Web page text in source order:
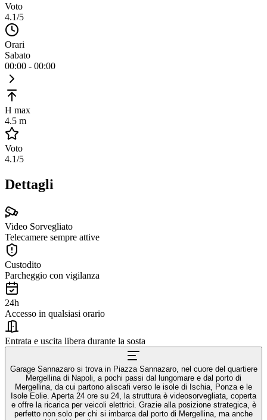
Voto
4.1/5
Orari
Sabato
00:00 - 00:00
H max
4.5 m
Voto
4.1/5
Dettagli
Video Sorvegliato
Telecamere sempre attive
Custodito
Parcheggio con vigilanza
24h
Accesso in qualsiasi orario
Entrata e uscita libera durante la sosta
Garage Sannazaro si trova in Piazza Sannazaro, nel cuore del quartiere
Mergellina di Napoli, a pochi passi dal lungomare e dal porto di
Mergellina, da cui partono aliscafi verso le isole di Ischia, Ponza e le
Isole Eolie. Aperta 24 ore su 24, la struttura è videosorvegliata, coperta
e offre la ricarica per veicoli elettrici. Grazie alla posizione strategica, è
perfetto non solo per chi si imbarca dal porto di Mergellina, ma anche